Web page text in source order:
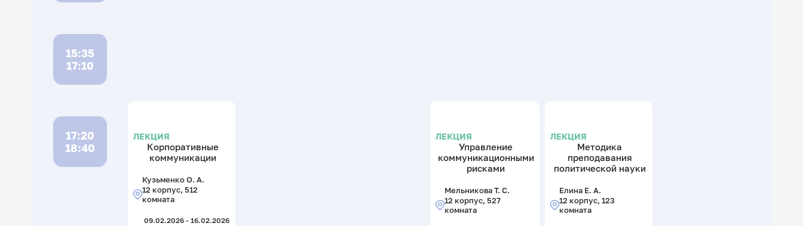
15:35
17:10
17:20
18:40
ЛЕКЦИЯ
Корпоративные
коммуникации
Кузьменко О. А.
12 корпус, 512
комната
09.02.2026 - 16.02.2026
ЛЕКЦИЯ
Управление
коммуникационными
рисками
Мельникова Т. С.
12 корпус, 527
комната
ЛЕКЦИЯ
Методика
преподавания
политической науки
Елина Е. А.
12 корпус, 123
комната